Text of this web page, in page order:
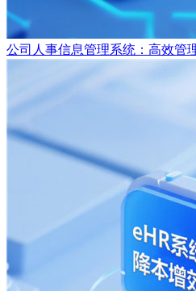
公司人事信息管理系统：高效管